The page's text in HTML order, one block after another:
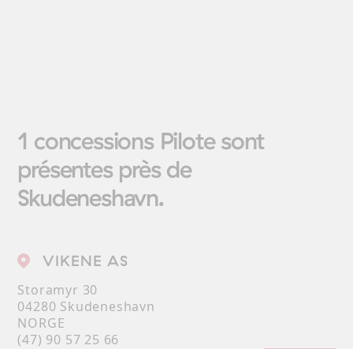
1 concessions Pilote sont
présentes près de
Skudeneshavn.
VIKENE AS
Storamyr 30
04280 Skudeneshavn
NORGE
(47) 90 57 25 66